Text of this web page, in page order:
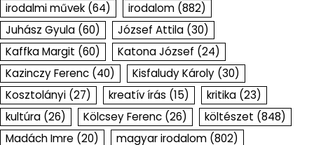
irodalmi művek (64) irodalom (882)
Juhász Gyula (60) József Attila (30)
Kaffka Margit (60) Katona József (24)
Kazinczy Ferenc (40) Kisfaludy Károly (30)
Kosztolányi (27) kreatív írás (15) kritika (23)
kultúra (26) Kölcsey Ferenc (26) költészet (848)
Madách Imre (20) magyar irodalom (802)